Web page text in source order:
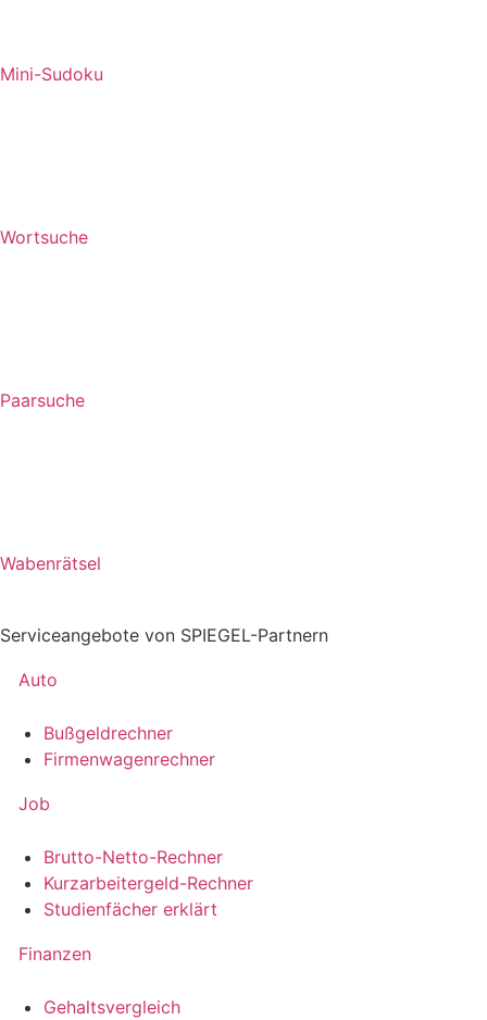
Mini-Sudoku
Wortsuche
Paarsuche
Wabenrätsel
Serviceangebote von SPIEGEL-Partnern
Auto
Bußgeldrechner
Firmenwagenrechner
Job
Brutto-Netto-Rechner
Kurzarbeitergeld-Rechner
Studienfächer erklärt
Finanzen
Gehaltsvergleich